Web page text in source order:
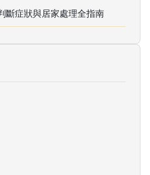
斷症狀與居家處理全指南